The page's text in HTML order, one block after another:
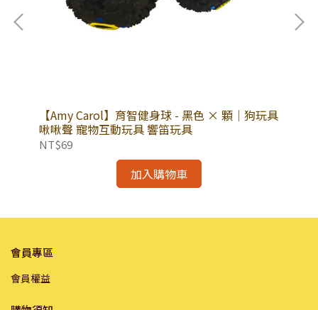
【Amy Carol】育智健身球 - 黑色 × 顆｜狗玩具
啾啾聲 寵物互動玩具 響笛玩具
NT$69
加入購物車
會員專區
會員權益